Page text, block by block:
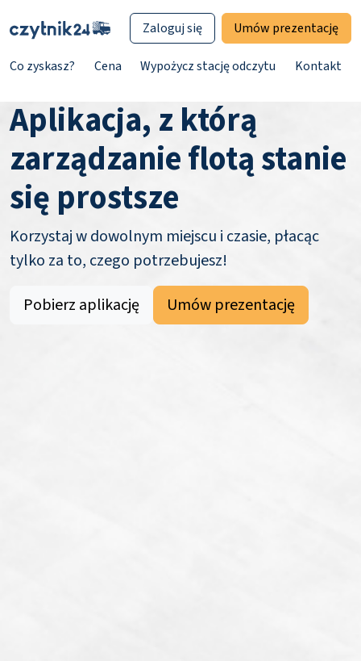
Co zyskasz? Cena Wypożycz stację odczytu Kontakt
Zaloguj się Umów prezentację
Aplikacja, z którą
zarządzanie flotą stanie
się prostsze
Korzystaj w dowolnym miejscu i czasie, płacąc
tylko za to, czego potrzebujesz!
Pobierz aplikację
Umów prezentację